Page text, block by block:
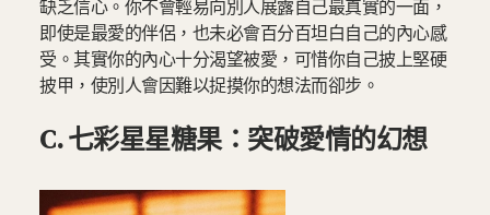
缺乏信心。你不會輕易向別人展露自己最真實的一面，
即使是最愛的伴侶，也未必會百分百坦白自己的內心感
受。其實你的內心十分渴望被愛，可惜你自己披上堅硬
披甲，使別人會因難以捉摸你的想法而卻步。
C. 七彩星星糖果：突破愛情的幻想